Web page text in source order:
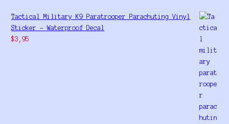
Tactical Military K9 Paratrooper Parachuting Vinyl
Sticker - Waterproof Decal
$3,95